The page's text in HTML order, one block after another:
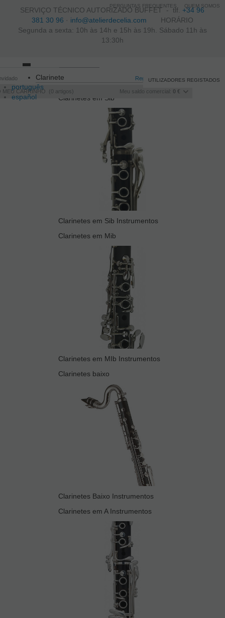
SERVIÇO TÉCNICO AUTORIZADO BUFFET -tlf. +34 96
381 30 96 · info@atelierdecelia.com HORÁRIO
Segunda a sexta: 10h às 14h e 15h às 19h. Sábado 11h às
13:30h
português
español
Registo/ Iniciar sessão
MEU CARRINHO 0 artigos Meu saldo comercial: 0 €
UTILIZADORES REGISTADOS
navigation
Clarinete
Clarinetes em Sib
Clarinetes em Sib Instrumentos
Clarinetes em Mib
Clarinetes em MIb Instrumentos
Clarinetes baixo
Clarinetes Baixo Instrumentos
Clarinetes em A Instrumentos
PERGUNTAS FREQUENTES QUEM SOMOS